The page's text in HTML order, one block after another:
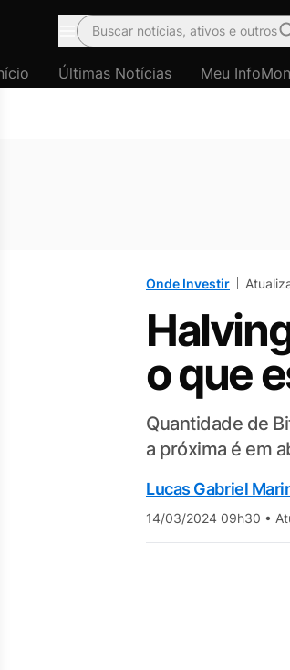
Menu
Buscar notícias, ativos e outros
Últimas Notícias Meu
Onde Investir
o que
Quantidade de
a próxima é em
Lucas Gabriel
14/03/2024 09h30 •